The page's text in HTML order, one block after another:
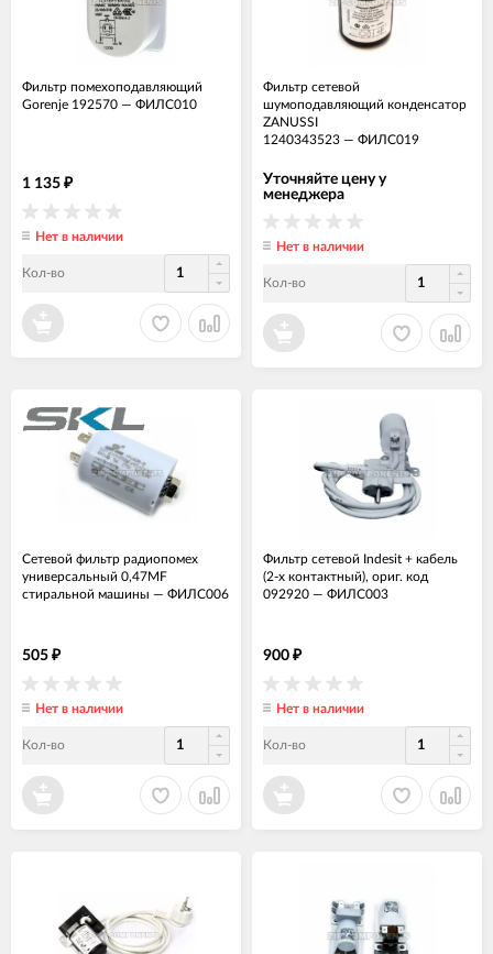
Фильтр помехоподавляющий
Gorenje 192570 — ФИЛС010
1 135 ₽
Нет в наличии
Кол-во
Фильтр сетевой
шумоподавляющий конденсатор
ZANUSSI
1240343523 — ФИЛС019
Уточняйте цену у
менеджера
Нет в наличии
Кол-во
Сетевой фильтр радиопомех
универсальный 0,47MF
стиральной машины — ФИЛС006
505 ₽
Нет в наличии
Кол-во
Фильтр сетевой Indesit + кабель
(2-х контактный), ориг. код
092920 — ФИЛС003
900 ₽
Нет в наличии
Кол-во